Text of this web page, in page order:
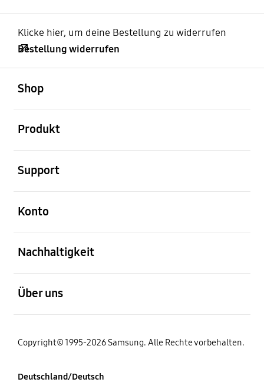
Klicke hier, um deine Bestellung zu widerrufen
Bestellung widerrufen
Shop
Produkt
Support
Konto
Nachhaltigkeit
Über uns
Copyright© 1995-2026 Samsung. Alle Rechte vorbehalten.
Deutschland/Deutsch